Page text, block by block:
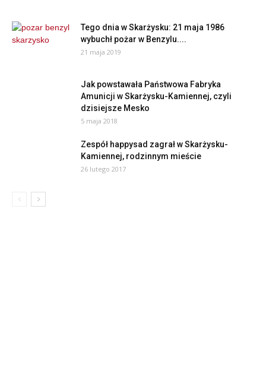
Tego dnia w Skarżysku: 21 maja 1986
wybuchł pożar w Benzylu....
21 maja 2019
Jak powstawała Państwowa Fabryka
Amunicji w Skarżysku-Kamiennej, czyli
dzisiejsze Mesko
5 maja 2018
Zespół happysad zagrał w Skarżysku-
Kamiennej, rodzinnym mieście
26 lutego 2017